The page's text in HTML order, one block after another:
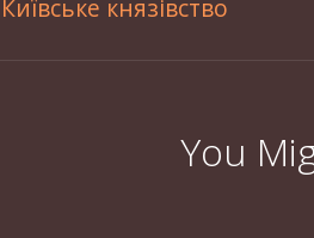
Київське князівство
You